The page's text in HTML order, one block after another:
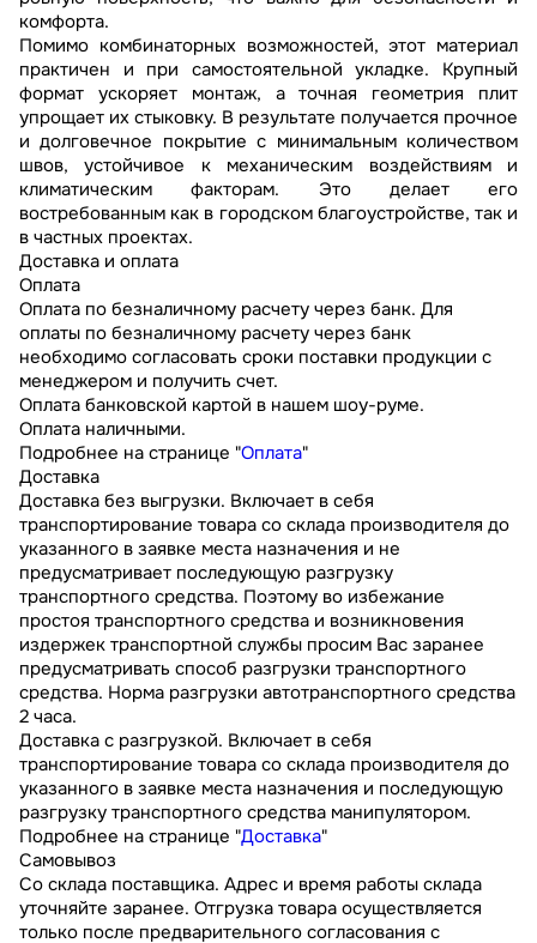
комфорта.
Помимо комбинаторных возможностей, этот материал
практичен и при самостоятельной укладке. Крупный
формат ускоряет монтаж, а точная геометрия плит
упрощает их стыковку. В результате получается прочное
и долговечное покрытие с минимальным количеством
швов, устойчивое к механическим воздействиям и
климатическим факторам. Это делает его
востребованным как в городском благоустройстве, так и
в частных проектах.
Доставка и оплата
Оплата
Оплата по безналичному расчету через банк. Для
оплаты по безналичному расчету через банк
необходимо согласовать сроки поставки продукции с
менеджером и получить счет.
Оплата банковской картой в нашем шоу-руме.
Оплата наличными.
Подробнее на странице "Оплата"
Доставка
Доставка без выгрузки. Включает в себя
транспортирование товара со склада производителя до
указанного в заявке места назначения и не
предусматривает последующую разгрузку
транспортного средства. Поэтому во избежание
простоя транспортного средства и возникновения
издержек транспортной службы просим Вас заранее
предусматривать способ разгрузки транспортного
средства. Норма разгрузки автотранспортного средства
2 часа.
Доставка с разгрузкой. Включает в себя
транспортирование товара со склада производителя до
указанного в заявке места назначения и последующую
разгрузку транспортного средства манипулятором.
Подробнее на странице "Доставка"
Самовывоз
Со склада поставщика. Адрес и время работы склада
уточняйте заранее. Отгрузка товара осуществляется
только после предварительного согласования с